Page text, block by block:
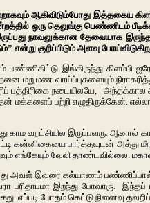
ஆகிவிடும்போது இத்தகைய
ஒரு தெலுங்கு பெண்ணிடம்
நாவலுக்கான தேவையாக
என்று குறிப்பிடும் அளவு
இங்கிருந்து கிளம்பி
வாய்ப்புகளையும்
நடையிலயே, அந்தக்கால
பற்றி எழுதிருக்கேன்.
இருப்பவரு. ஆனால் காம
பார்த்தவுடன் அத்து
எங்கேயும் வேலி
இவரை கல்யாணம்
இறந்து போவாரு.
எப்படி போதம் கெட்டு நினைவு